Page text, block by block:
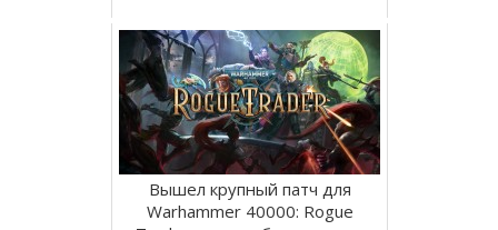
Вышел крупный патч для
Warhammer 40000: Rogue